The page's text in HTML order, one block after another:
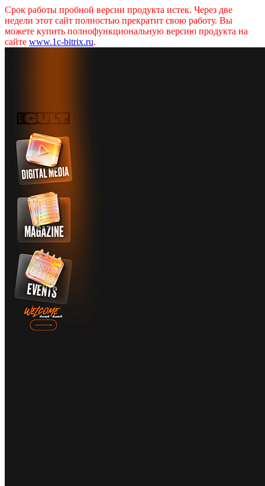
Срок работы пробной версии продукта истек. Через две
недели этот сайт полностью прекратит свою работу. Вы
можете купить полнофункциональную версию продукта на
сайте www.1c-bitrix.ru.